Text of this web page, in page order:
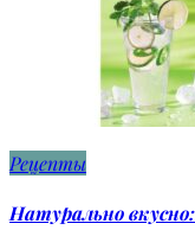
Рецепты
Натурально